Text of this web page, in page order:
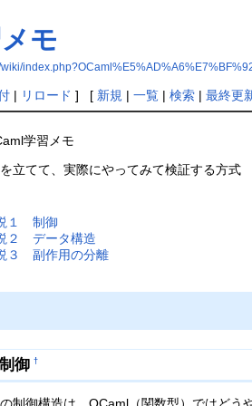
モ
| リロード ] [ 新規 | 一覧| 検索| 最終更
学習メモ
立てて、実際にやってみて検証する方式
１ 制御
２ データ構造
３ 副作用の分離
御 †